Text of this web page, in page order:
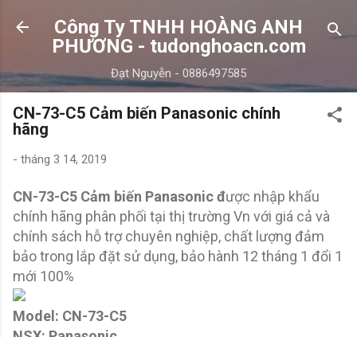
Chuyển đến nội dung chính
Công Ty TNHH HOÀNG ANH
PHƯƠNG - tudonghoacn.com
Đạt Nguyễn - 0886497585
CN-73-C5 Cảm biến Panasonic chính
hãng
- tháng 3 14, 2019
CN-73-C5 Cảm biến Panasonic được nhập khẩu
chính hãng phân phối tại thị trường Vn với giá cả và
chính sách hỗ trợ chuyên nghiệp, chất lượng đảm
bảo trong lắp đặt sử dụng, bảo hành 12 tháng 1 đổi 1
mới 100%
Model: CN-73-C5